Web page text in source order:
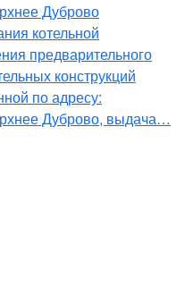
Дуброво
котельной
предварительного
конструкций
по адресу:
Дуброво, выдача…